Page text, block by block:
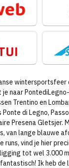
wintersportsfeer
je naar
Trentino en
di Legno,
Presena Gletsjer.
van lange blauwe
vind je hier
tot wel 3.000
Ik heb de